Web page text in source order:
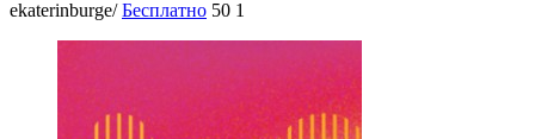
ekaterinburge/ Бесплатно 50 1